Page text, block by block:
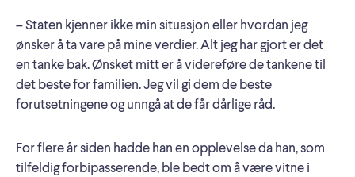
– Staten kjenner ikke min situasjon eller hvordan jeg
ønsker å ta vare på mine verdier. Alt jeg har gjort er det
en tanke bak. Ønsket mitt er å videreføre de tankene til
det beste for familien. Jeg vil gi dem de beste
forutsetningene og unngå at de får dårlige råd.
For flere år siden hadde han en opplevelse da han, som
tilfeldig forbipasserende, ble bedt om å være vitne i